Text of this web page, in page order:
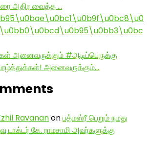
அதிர வைத்த …
அனைவருக்கும் #ஆடிப்பெருக்கு
அனைவருக்கும்…
Ravananonபத்மஸ்ரீ பெறும் நமது
டாக்டர் கே. ராமசாமி அவர்களுக்கு